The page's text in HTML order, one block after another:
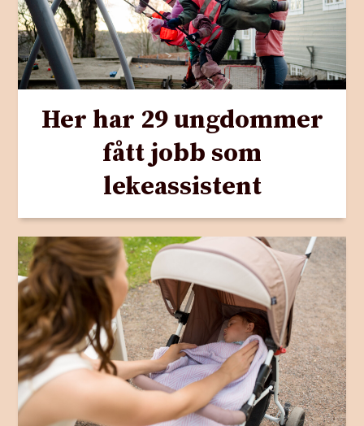
Her har 29 ungdommer
fått jobb som
lekeassistent